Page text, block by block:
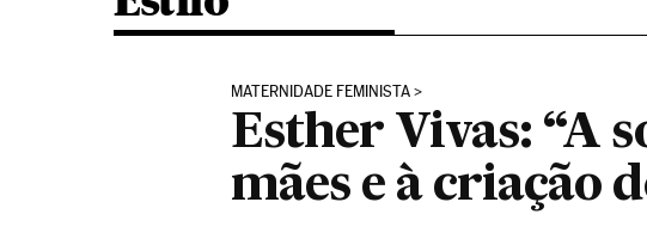
MATERNIDADE FEMINISTA
Esther Vivas: “A
mães e à criação